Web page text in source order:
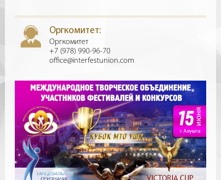
Оргкомитет:
Оргкомитет
+7 (978) 990-96-70
office@interfestunion.com